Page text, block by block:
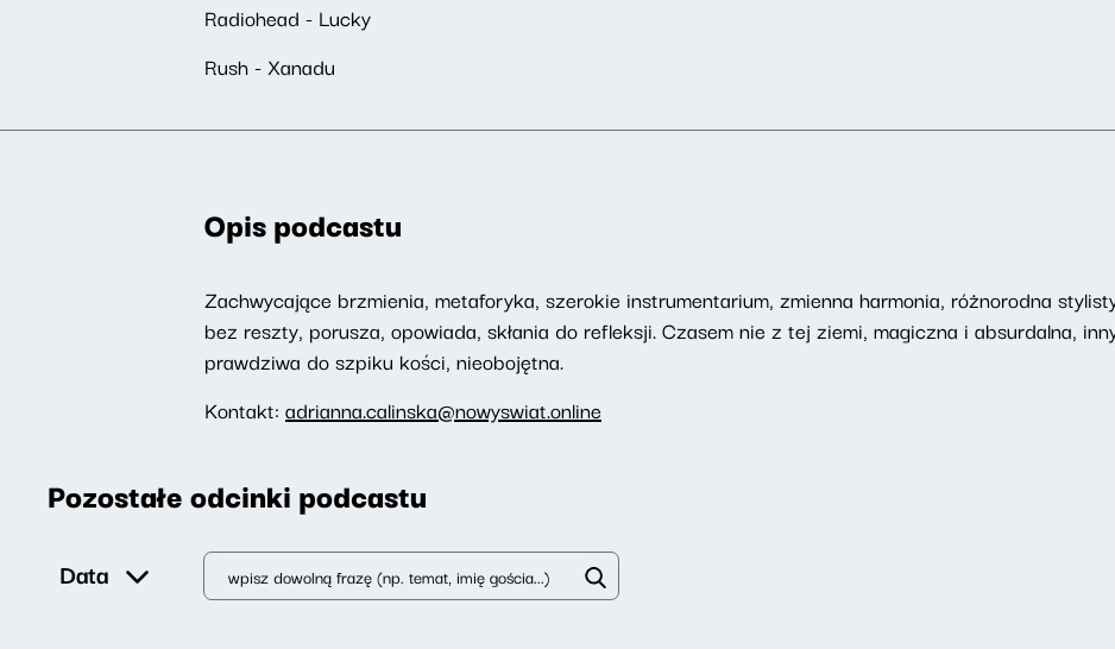
Radiohead - Lucky
Rush - Xanadu
Opis podcastu
Zachwycające brzmienia, metaforyka, szerokie instrumentarium, zmienna harmonia, różnorodna
bez reszty, porusza, opowiada, skłania do refleksji. Czasem nie z tej ziemi, magiczna i absurdalna,
prawdziwa do szpiku kości, nieobojętna.
Kontakt: adrianna.calinska@nowyswiat.online
Pozostałe odcinki podcastu
Data